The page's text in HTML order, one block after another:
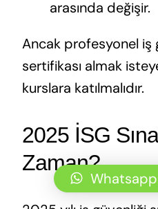
arasında değişir.
Ancak profesyonel iş
sertifikası almak
kurslara katılmalıdır.
2025 İSG
Zaman?